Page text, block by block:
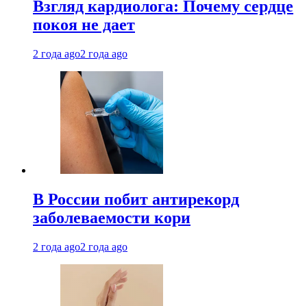
Взгляд кардиолога: Почему сердце
покоя не дает
2 года ago2 года ago
В России побит антирекорд
заболеваемости кори
2 года ago2 года ago